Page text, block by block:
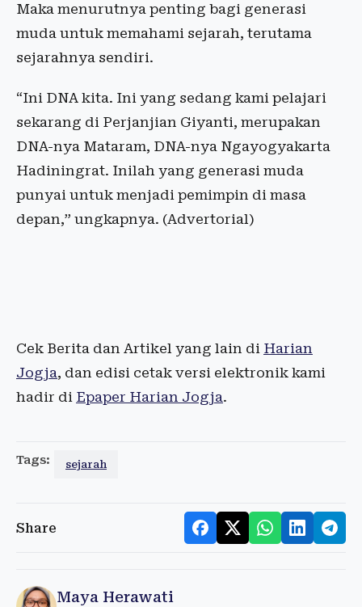
Maka menurutnya penting bagi generasi
muda untuk memahami sejarah, terutama
sejarahnya sendiri.
“Ini DNA kita. Ini yang sedang kami pelajari
sekarang di Perjanjian Giyanti, merupakan
DNA-nya Mataram, DNA-nya Ngayogyakarta
Hadiningrat. Inilah yang generasi muda
punyai untuk menjadi pemimpin di masa
depan,” ungkapnya. (Advertorial)
Cek Berita dan Artikel yang lain di Harian
Jogja, dan edisi cetak versi elektronik kami
hadir di Epaper Harian Jogja.
Tags: sejarah
Share
Maya Herawati